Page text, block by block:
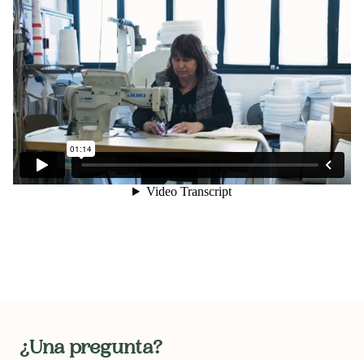
¿Una pregunta?